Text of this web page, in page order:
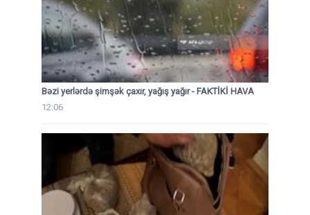
Bəzi yerlərdə şimşək çaxır, yağış yağır - FAKTİKİ HAVA
12:06